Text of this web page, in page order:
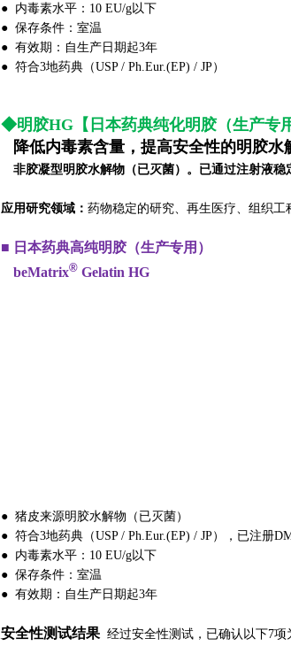
● 内毒素水平：10 EU/g以下
● 保存条件：室温
● 有效期：自生产日期起3年
● 符合3地药典（USP / Ph.Eur.(EP) / JP）
◆明胶HG【日本药典纯化明胶（生产专用
降低内毒素含量，提高安全性的明胶水
非胶凝型明胶水解物（已灭菌）。已通过注射液稳
应用研究领域： 药物稳定的研究、再生医疗、组织工
■ 日本药典高纯明胶（生产专用）
beMatrix® Gelatin HG
● 猪皮来源明胶水解物（已灭菌）
● 符合3地药典（USP / Ph.Eur.(EP) / JP），已注册
● 内毒素水平：10 EU/g以下
● 保存条件：室温
● 有效期：自生产日期起3年
安全性测试结果经过安全性测试，已确认以下7项